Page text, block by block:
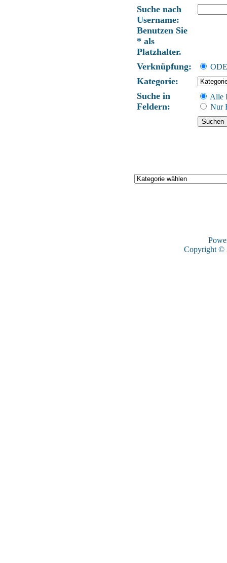
Suche nach
Username:
Benutzen Sie
* als
Platzhalter.
Verknüpfung:
Kategorie:
Suche in
Feldern:
Alle
Nur
Copyright ©